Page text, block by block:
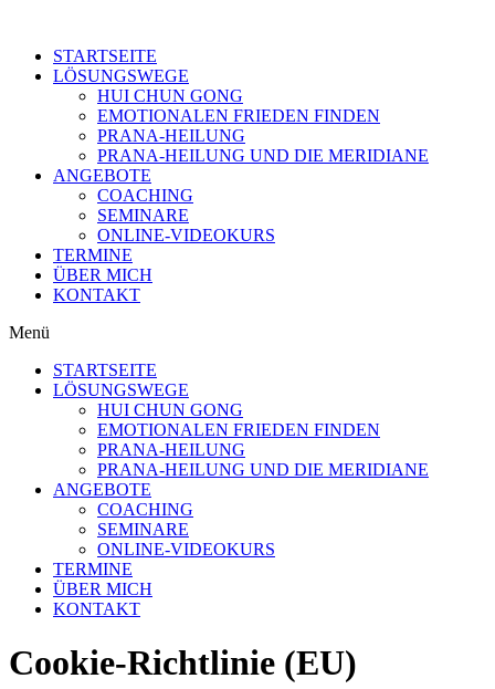
STARTSEITE
LÖSUNGSWEGE
HUI CHUN GONG
EMOTIONALEN FRIEDEN FINDEN
PRANA-HEILUNG
PRANA-HEILUNG UND DIE MERIDIANE
ANGEBOTE
COACHING
SEMINARE
ONLINE-VIDEOKURS
TERMINE
ÜBER MICH
KONTAKT
Menü
STARTSEITE
LÖSUNGSWEGE
HUI CHUN GONG
EMOTIONALEN FRIEDEN FINDEN
PRANA-HEILUNG
PRANA-HEILUNG UND DIE MERIDIANE
ANGEBOTE
COACHING
SEMINARE
ONLINE-VIDEOKURS
TERMINE
ÜBER MICH
KONTAKT
Cookie-Richtlinie (EU)